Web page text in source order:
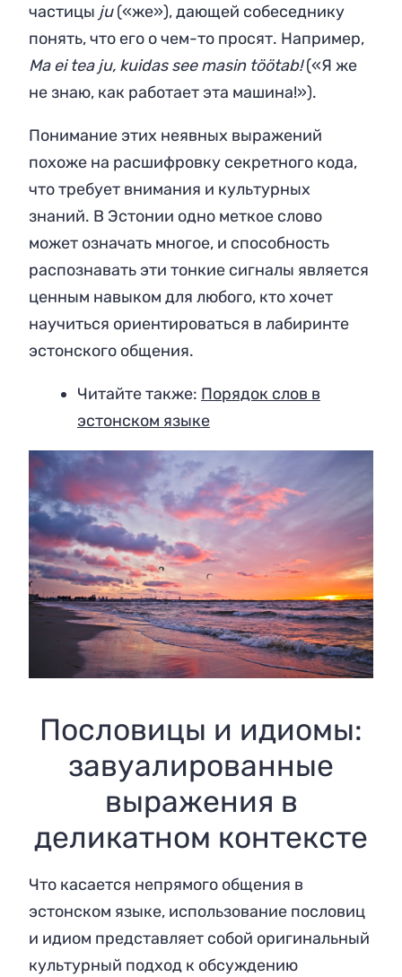
частицы ju(«же»), дающей собеседнику
понять, что его о чем-то просят. Например,
Ma ei tea ju, kuidas see masin töötab!(«Я же
не знаю, как работает эта машина!»).
Понимание этих неявных выражений
похоже на расшифровку секретного кода,
что требует внимания и культурных
знаний. В Эстонии одно меткое слово
может означать многое, и способность
распознавать эти тонкие сигналы является
ценным навыком для любого, кто хочет
научиться ориентироваться в лабиринте
эстонского общения.
Читайте также: Порядок слов в
эстонском языке
Пословицы и идиомы:
завуалированные
выражения в
деликатном контексте
Что касается непрямого общения в
эстонском языке, использование пословиц
и идиом представляет собой оригинальный
культурный подход к обсуждению